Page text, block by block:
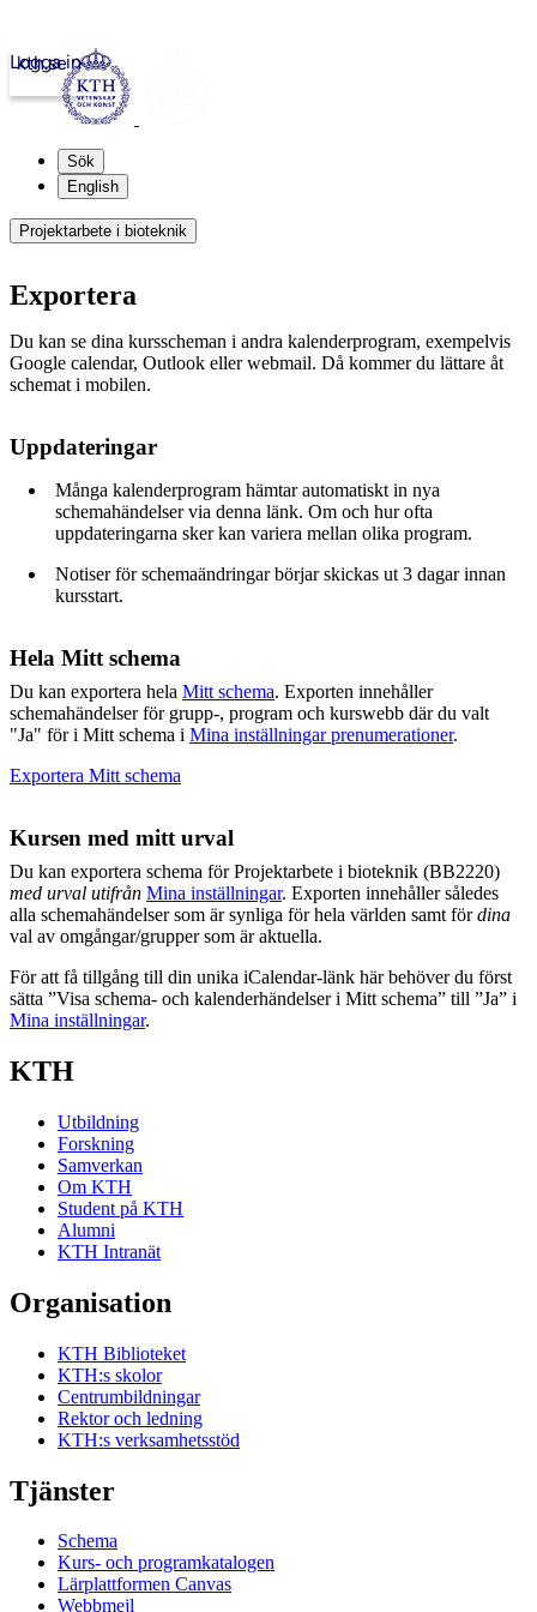
kth.se
Logga in
Sök
English
Projektarbete i bioteknik
Exportera
Du kan se dina kursscheman i andra kalenderprogram, exempelvis
Google calendar, Outlook eller webmail. Då kommer du lättare åt
schemat i mobilen.
Uppdateringar
Många kalenderprogram hämtar automatiskt in nya
schemahändelser via denna länk. Om och hur ofta
uppdateringarna sker kan variera mellan olika program.
Notiser för schemaändringar börjar skickas ut 3 dagar innan
kursstart.
Hela Mitt schema
Du kan exportera hela Mitt schema. Exporten innehåller
schemahändelser för grupp-, program och kurswebb där du valt
"Ja" för i Mitt schema i Mina inställningar prenumerationer.
Exportera Mitt schema
Kursen med mitt urval
Du kan exportera schema för Projektarbete i bioteknik (BB2220)
med urval utifrån Mina inställningar. Exporten innehåller således
alla schemahändelser som är synliga för hela världen samt fördina
val av omgångar/grupper som är aktuella.
För att få tillgång till din unika iCalendar-länk här behöver du först
sätta ”Visa schema- och kalenderhändelser i Mitt schema” till ”Ja” i
Mina inställningar.
KTH
Utbildning
Forskning
Samverkan
Om KTH
Student på KTH
Alumni
KTH Intranät
Organisation
KTH Biblioteket
KTH:s skolor
Centrumbildningar
Rektor och ledning
KTH:s verksamhetsstöd
Tjänster
Schema
Kurs- och programkatalogen
Lärplattformen Canvas
Webbmejl